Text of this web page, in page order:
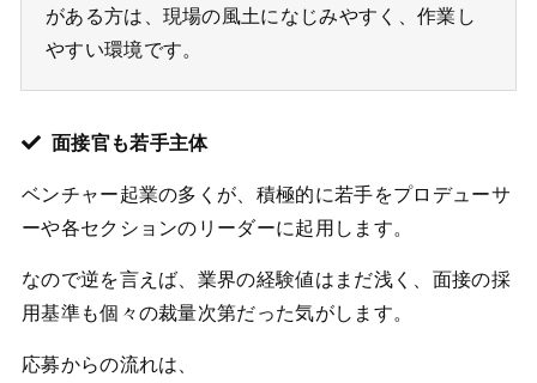
がある方は、現場の風土になじみやすく、作業し
やすい環境です。
面接官も若手主体
ベンチャー起業の多くが、積極的に若手をプロデューサ
ーや各セクションのリーダーに起用します。
なので逆を言えば、業界の経験値はまだ浅く、面接の採
用基準も個々の裁量次第だった気がします。
応募からの流れは、